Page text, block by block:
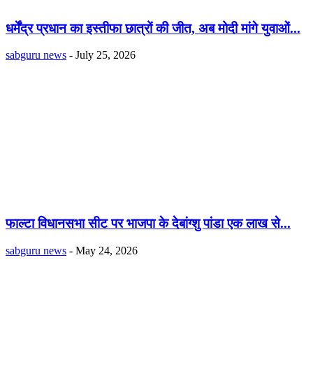
धर्मेंद्र प्रधान का इस्तीफा छात्रों की जीत, अब मोदी मांगे युवाओं...
sabguru news - July 25, 2026
फाल्टा विधानसभा सीट पर भाजपा के देबांग्शु पांडा एक लाख से...
sabguru news - May 24, 2026